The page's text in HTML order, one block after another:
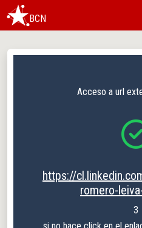
BCN
Acceso a url
https://
romero-
3